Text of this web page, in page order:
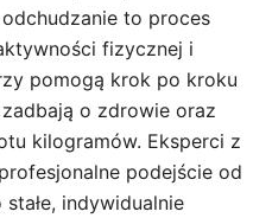
to proces
fizycznej i
pomogą krok po kroku
o zdrowie oraz
kilogramów. Eksperci z
podejście od
indywidualnie